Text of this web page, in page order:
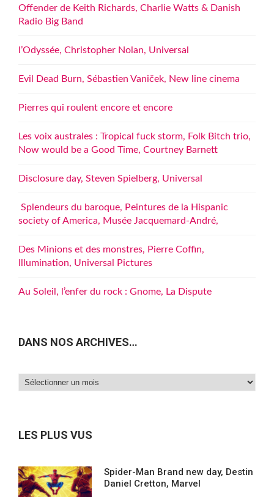
Offender de Keith Richards, Charlie Watts & Danish
Radio Big Band
l’Odyssée, Christopher Nolan, Universal
Evil Dead Burn, Sébastien Vaniček, New line cinema
Pierres qui roulent encore et encore
Les voix australes : Tropical fuck storm, Folk Bitch trio,
Now would be a Good Time, Courtney Barnett
Disclosure day, Steven Spielberg, Universal
Splendeurs du baroque, Peintures de la Hispanic
society of America, Musée Jacquemard-André,
Des Minions et des monstres, Pierre Coffin,
Illumination, Universal Pictures
Au Soleil, l’enfer du rock : Gnome, La Dispute
DANS NOS ARCHIVES…
Dans
LES PLUS VUS
Spider-Man Brand new day, Destin
Daniel Cretton, Marvel